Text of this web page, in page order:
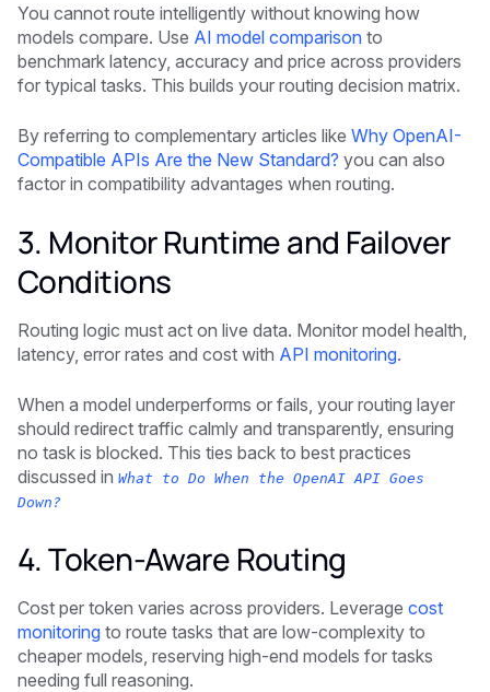
You cannot route intelligently without knowing how
models compare. Use AI model comparison to
benchmark latency, accuracy and price across providers
for typical tasks. This builds your routing decision matrix.
By referring to complementary articles like Why OpenAI-
Compatible APIs Are the New Standard? you can also
factor in compatibility advantages when routing.
3. Monitor Runtime and Failover
Conditions
Routing logic must act on live data. Monitor model health,
latency, error rates and cost with API monitoring.
When a model underperforms or fails, your routing layer
should redirect traffic calmly and transparently, ensuring
no task is blocked. This ties back to best practices
discussed in What to Do When the OpenAI API Goes
Down?
4. Token-Aware Routing
Cost per token varies across providers. Leverage cost
monitoring to route tasks that are low-complexity to
cheaper models, reserving high-end models for tasks
needing full reasoning.